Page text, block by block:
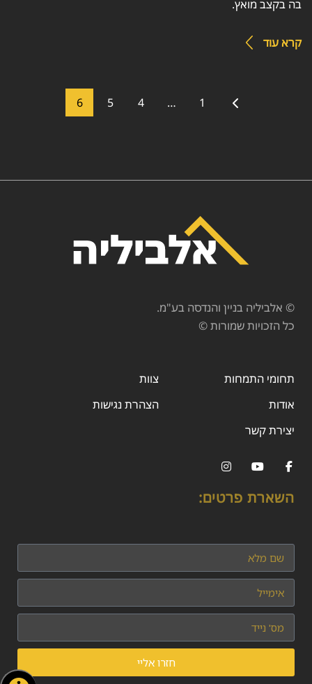
בה בקצב מואץ.
קרא עוד
1
…
4
5
6
© אלביליה בניין והנדסה בע"מ.
כל הזכויות שמורות ©
תחומי התמחות
צוות
אודות
הצהרת נגישות
יצירת קשר
השארת פרטים:
חזרו אליי